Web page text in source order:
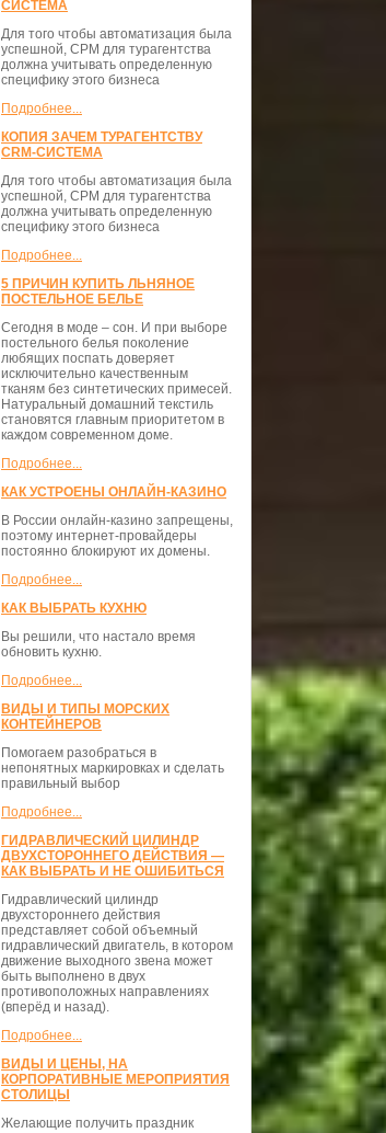
СИСТЕМА
Для того чтобы автоматизация была
успешной, СРМ для турагентства
должна учитывать определенную
специфику этого бизнеса
Подробнее...
КОПИЯ ЗАЧЕМ ТУРАГЕНТСТВУ
CRM-СИСТЕМА
Для того чтобы автоматизация была
успешной, СРМ для турагентства
должна учитывать определенную
специфику этого бизнеса
Подробнее...
5 ПРИЧИН КУПИТЬ ЛЬНЯНОЕ
ПОСТЕЛЬНОЕ БЕЛЬЕ
Сегодня в моде – сон. И при выборе
постельного белья поколение
любящих поспать доверяет
исключительно качественным
тканям без синтетических примесей.
Натуральный домашний текстиль
становятся главным приоритетом в
каждом современном доме.
Подробнее...
КАК УСТРОЕНЫ ОНЛАЙН-КАЗИНО
В России онлайн-казино запрещены,
поэтому интернет-провайдеры
постоянно блокируют их домены.
Подробнее...
КАК ВЫБРАТЬ КУХНЮ
Вы решили, что настало время
обновить кухню.
Подробнее...
ВИДЫ И ТИПЫ МОРСКИХ
КОНТЕЙНЕРОВ
Помогаем разобраться в
непонятных маркировках и сделать
правильный выбор
Подробнее...
ГИДРАВЛИЧЕСКИЙ ЦИЛИНДР
ДВУХСТОРОННЕГО ДЕЙСТВИЯ —
КАК ВЫБРАТЬ И НЕ ОШИБИТЬСЯ
Гидравлический цилиндр
двухстороннего действия
представляет собой объемный
гидравлический двигатель, в котором
движение выходного звена может
быть выполнено в двух
противоположных направлениях
(вперёд и назад).
Подробнее...
ВИДЫ И ЦЕНЫ, НА
КОРПОРАТИВНЫЕ МЕРОПРИЯТИЯ
СТОЛИЦЫ
Желающие получить праздник